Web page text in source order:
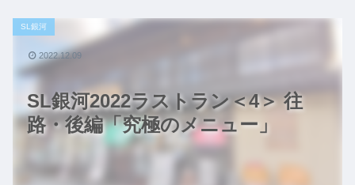
SL銀河2022ラストラン＜4＞ 往
路・後編「究極のメニュー」
SL銀河
2022.12.09